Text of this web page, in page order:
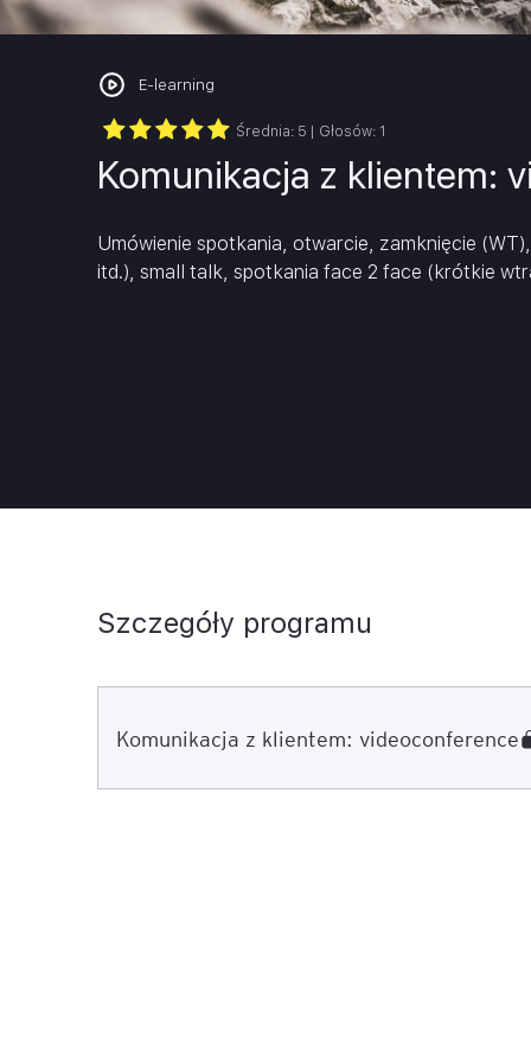
Project Management
Rachunkowość i sprawozdawczość
Sprzedaż i negocjacje
Szkolenia branżowe
E-learning
Średnia: 5 | Głosów: 1
Komunikacja z klientem:
Umówienie spotkania, otwarcie, zamknięcie
itd.), small talk, spotkania face 2 face (krótkie
Szczegóły programu
Komunikacja z klientem: videoconference